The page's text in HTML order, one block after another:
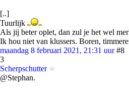
[..]
Tuurlijk
Als jij beter oplet, dan zul je het wel
Ik hou niet van klussers. Boren,
maandag 8 februari 2021, 21:31 uur #8
3
Scherpschutter
@Stephan.